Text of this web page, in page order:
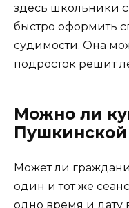
здесь школьники
быстро оформить
судимости. Она
подросток решит
Можно ли
Пушкинской
Может ли
один и тот же
одно время и дату